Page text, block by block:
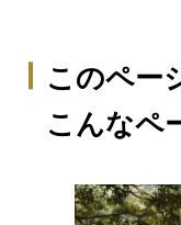
このペー
こんなペ